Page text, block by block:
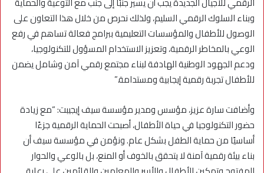
وبناء السلوك الرقمي السليم، ولذلك نحرص من خلال هذا التعاون على
الوصول للأطفال والمؤسسات التعليمية ببرامج فعالة تساهم في رفع
الوعي بالمخاطر الرقمية، وتعزيز الاستخدام المسؤول للتكنولوجيا،
ودعم الجهود الوطنية الهادفة لبناء مجتمع رقمي آمن وشامل يضمن
للأطفال تجربة رقمية إيجابية ومستدامة.”
وأضافت سارة عزيز، مؤسس ومدير مؤسسة سيف إيجيبت: “مع زيادة
حضور التكنولوجيا في حياة الأطفال، أصبحت الحماية الرقمية جزءًا
أساسيًا من حماية الطفل بشكل عام. ونؤمن في مؤسسة سيف أن
بناء بيئة رقمية آمنة لا يتحقق بالخوف أو المنع، بل بالوعي والحوار